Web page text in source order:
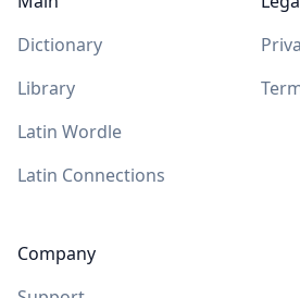
Dictionary
Library
Latin Wordle
Latin Connections
Company